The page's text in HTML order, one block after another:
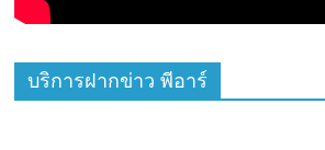
บริการฝากข่าว พีอาร์